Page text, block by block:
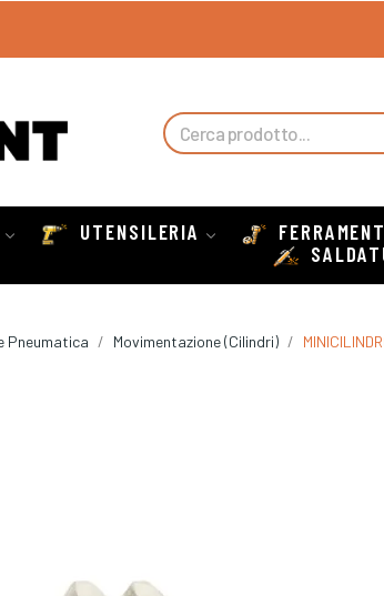
UTENSILERIA
Pneumatica Movimentazione (Cilindri)